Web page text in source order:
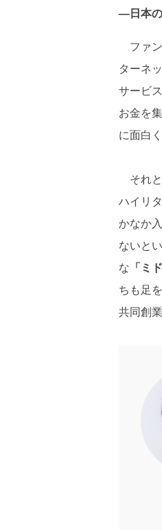
―日本の
ファン
ターネ
サービ
お金を
に面白
それと
ハイリ
かなか
ないと
な 「ミ
ちも足
共同創